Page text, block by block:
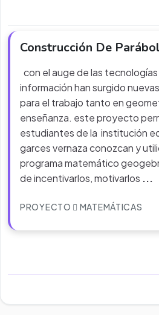
Construcción De
con el auge de las tecnologías
información han surgido
para el trabajo tanto en
enseñanza. este proyecto
estudiantes de la institución
garces vernaza conozcan y
programa matemático
de incentivarlos, motivarlos ...
PROYECTO MATEMÁTICAS